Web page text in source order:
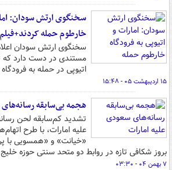
سخنگوی ارتش سودان:
خارطوم حمله کردند+فیلم
سخنگوی ارتش سودان
مستندی در دست دارد که
اتیوپی در حمله به
۱۵ اردیبهشت ۰۵ - ۱۵:۴۸
هجمه بی‌سابقه
تشدید کم‌سابقه لحن
علیه امارات، با طرح
«خیانت» و «همسویی با
بروز شکافی تازه در روابط دو متحد سنتی حوزه
۷ بهمن ۰۴ - ۰۳:۳۰